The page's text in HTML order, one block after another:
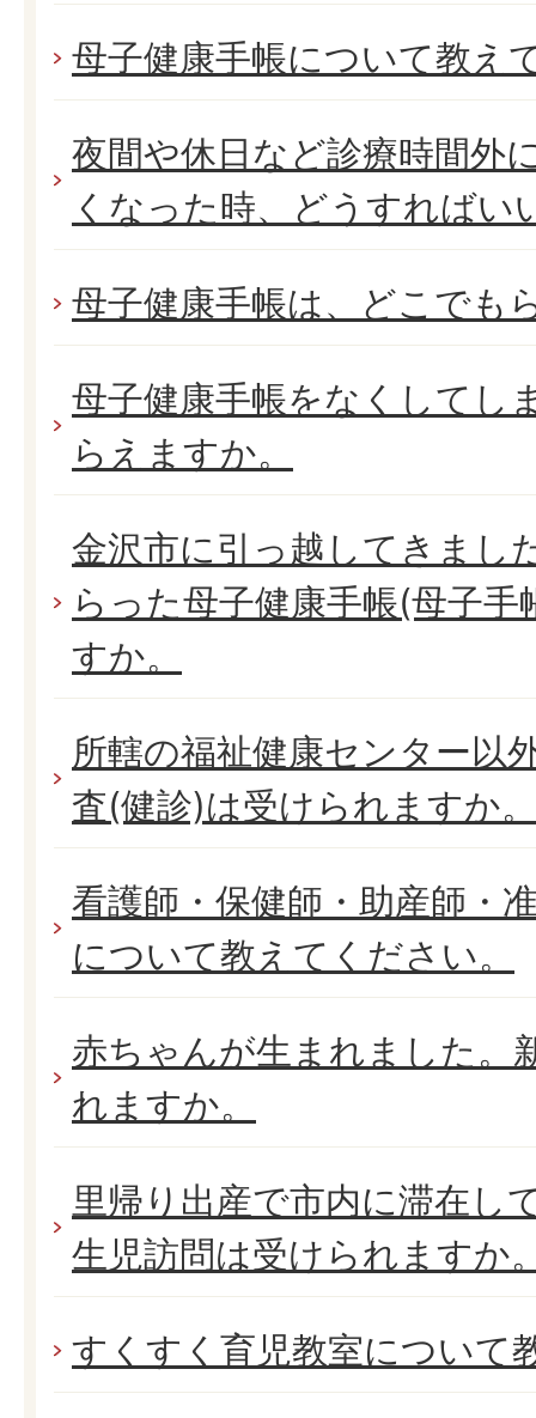
母子健康手帳について教え
夜間や休日など診療時間外
くなった時、どうすればい
母子健康手帳は、どこでも
母子健康手帳をなくしてし
らえますか。
金沢市に引っ越してきまし
らった母子健康手帳(母子
すか。
所轄の福祉健康センター以
査(健診)は受けられますか。
看護師・保健師・助産師・
について教えてください。
赤ちゃんが生まれました。
れますか。
里帰り出産で市内に滞在し
生児訪問は受けられますか
すくすく育児教室について